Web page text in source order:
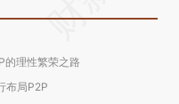
的理性繁荣之路
布局P2P